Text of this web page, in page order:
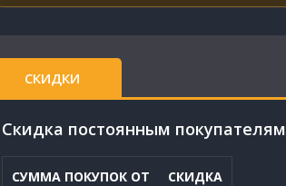
СКИДКИ
Cкидка постоянным покупателям
СУММА ПОКУПОК ОТ СКИДКА